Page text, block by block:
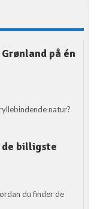
på én
natur?
de billigste
du finder de